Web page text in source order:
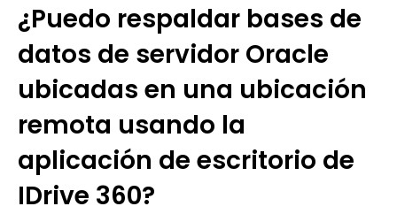
¿Puedo respaldar bases de
datos de servidor Oracle
ubicadas en una ubicación
remota usando la
aplicación de escritorio de
IDrive 360?